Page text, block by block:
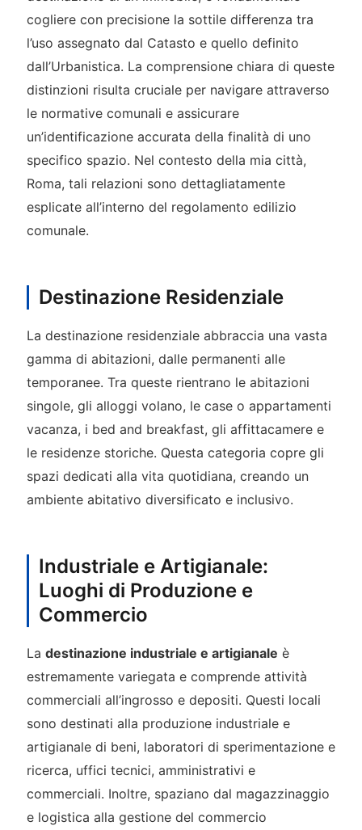
cogliere con precisione la sottile differenza tra
l’uso assegnato dal Catasto e quello definito
dall’Urbanistica. La comprensione chiara di queste
distinzioni risulta cruciale per navigare attraverso
le normative comunali e assicurare
un’identificazione accurata della finalità di uno
specifico spazio. Nel contesto della mia città,
Roma, tali relazioni sono dettagliatamente
esplicate all’interno del regolamento edilizio
comunale.
Destinazione Residenziale
La destinazione residenziale abbraccia una vasta
gamma di abitazioni, dalle permanenti alle
temporanee. Tra queste rientrano le abitazioni
singole, gli alloggi volano, le case o appartamenti
vacanza, i bed and breakfast, gli affittacamere e
le residenze storiche. Questa categoria copre gli
spazi dedicati alla vita quotidiana, creando un
ambiente abitativo diversificato e inclusivo.
Industriale e Artigianale:
Luoghi di Produzione e
Commercio
La destinazione industriale e artigianale è
estremamente variegata e comprende attività
commerciali all’ingrosso e depositi. Questi locali
sono destinati alla produzione industriale e
artigianale di beni, laboratori di sperimentazione e
ricerca, uffici tecnici, amministrativi e
commerciali. Inoltre, spaziano dal magazzinaggio
e logistica alla gestione del commercio